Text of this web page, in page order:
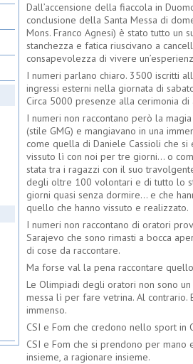
Dall’accensione della fiaccola in
conclusione della Santa Messa di
Mons. Franco Agnesi) è stato tutto un
stanchezza e fatica riuscivano a
consapevolezza di vivere
I numeri parlano chiaro. 3500 iscritti
ingressi esterni nella giornata di
Circa 5000 presenze alla cerimonia di
I numeri non raccontano però la
(stile GMG) e mangiavano in una
come quella di Daniele Cassioli che
vissuto lì con noi per tre giorni... o
stata tra i ragazzi con il suo
degli oltre 100 volontari e di tutto lo
giorni quasi senza dormire... e che
quello che hanno vissuto e realizzato.
I numeri non raccontano di oratori
Sarajevo che sono rimasti a bocca
di cose da raccontare.
Ma forse val la pena raccontare
Le Olimpiadi degli oratori non sono un
messa lì per fare vetrina. Al contrario.
immenso.
CSI e Fom che credono nello sport in
CSI e Fom che si prendono per mano
insieme, a ragionare insieme.